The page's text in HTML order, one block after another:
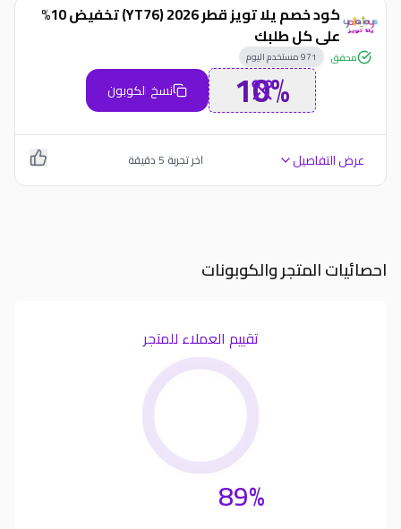
كود خصم يلا تويز قطر 2026 (YT76) تخفيض 10%
على كل طلبك
محقق 971مستخدم اليوم
10% نسخ الكوبون
عرض التفاصيل اخر تجربة 5دقيقة
احصائيات المتجر والكوبونات
تقييم العملاء للمتجر
89%